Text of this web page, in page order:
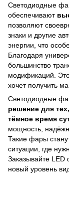
Светодиодные
обеспечивают
позволяют
знаки и другие
энергии, что
Благодаря
большинство
модификаций.
хочет получить
Светодиодные
решение для
тёмное время
мощность,
Такие фары
ситуации, где
Заказывайте
новый уровень